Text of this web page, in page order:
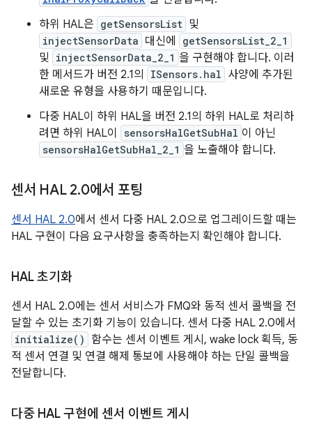
하위 HAL은 getSensorsList 및
injectSensorData 대신에 getSensorsList_2_1
및 injectSensorData_2_1 을 구현해야 합니다. 이러
한 메서드가 버전 2.1의
ISensors.hal 사양에 추가된
새로운 유형을 사용하기 때문입니다.
다중 HAL이 하위 HAL을 버전 2.1의 하위 HAL로 처리하
려면 하위 HAL이
sensorsHalGetSubHal 이 아닌
sensorsHalGetSubHal_2_1 을 노출해야 합니다.
센서 HAL 2.0에서 포팅
센서 HAL 2.0에서 센서 다중 HAL 2.0으로 업그레이드할 때는
HAL 구현이 다음 요구사항을 충족하는지 확인해야 합니다.
HAL 초기화
센서 HAL 2.0에는 센서 서비스가 FMQ와 동적 센서 콜백을 전
달할 수 있는 초기화 기능이 있습니다. 센서 다중 HAL 2.0에서
initialize()
함수는 센서 이벤트 게시, wake lock 획득, 동
적 센서 연결 및 연결 해제 통보에 사용해야 하는 단일 콜백을
전달합니다.
다중 HAL 구현에 센서 이벤트 게시